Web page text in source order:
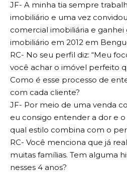
JF- A minha tia sempre
imobiliário e uma vez
comercial imobiliária e
imobiliário em 2012 em
RC- No seu perfil diz: “Meu
você achar o imóvel perfeito
Como é esse processo de
com cada cliente?
JF- Por meio de uma venda
eu consigo entender a dor e
qual estilo combina com o
RC- Você menciona que já
muitas famílias. Tem alguma
nesses 4 anos?